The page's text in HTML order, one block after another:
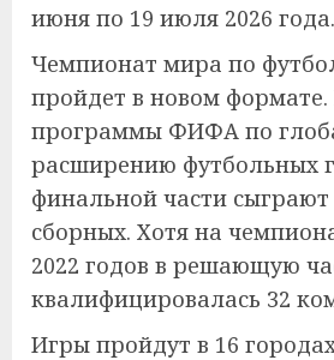
июня по 19 июля 2026 года.
Чемпионат мира по
пройдет в новом
программы ФИФА по
расширению футбольных
финальной части сыграют
сборных. Хотя на
2022 годов в решающую
квалифицировалась 32
Игры пройдут в 16